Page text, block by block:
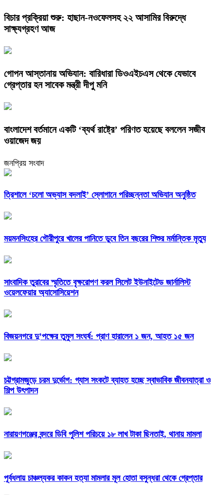
বিচার প্রক্রিয়া শুরু: হাছান-নওফেলসহ ২২ আসামির বিরুদ্ধে
সাক্ষ্যগ্রহণ আজ
গোপন আস্তানায় অভিযান: বারিধারা ডিওএইচএস থেকে যেভাবে
গ্রেপ্তার হন সাবেক মন্ত্রী দীপু মনি
বাংলাদেশ বর্তমানে একটি ‘ব্যর্থ রাষ্ট্রে’ পরিণত হয়েছে বললেন সজীব
ওয়াজেদ জয়
জনপ্রিয় সংবাদ
‎ত্রিশালে ‘চলো অভ্যাস বদলাই’ স্লোগানে পরিচ্ছন্নতা অভিযান অনুষ্ঠিত
ময়মনসিংহের গৌরীপুরে খালের পানিতে ডুবে তিন বছরের শিশুর মর্মান্তিক মৃত্যু
সাংবাদিক তুরাবের স্মৃতিতে বৃক্ষরোপণ করল সিলেট ইউনাইটেড জার্নালিস্ট
ওয়েলফেয়ার অ্যাসোসিয়েশন
বিজয়নগরে দু’পক্ষের তুমুল সংঘর্ষ: প্রাণ হারালেন ১ জন, আহত ১৫ জন
চট্টগ্রামজুড়ে চরম দুর্ভোগ: গ্যাস সংকটে ব্যাহত হচ্ছে স্বাভাবিক জীবনযাত্রা ও
শিল্প উৎপাদন
নারায়ণগঞ্জের বন্দরে ডিবি পুলিশ পরিচয়ে ১৮ লাখ টাকা ছিনতাই, থানায় মামলা
পূর্বধলায় চাঞ্চল্যকর কাকন হত্যা মামলার মূল হোতা বসুন্ধরা থেকে গ্রেপ্তার